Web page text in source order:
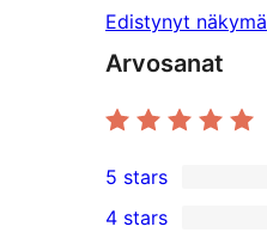
Edistynyt näkymä
Arvosanat
1
5-
5 stars
4 stars